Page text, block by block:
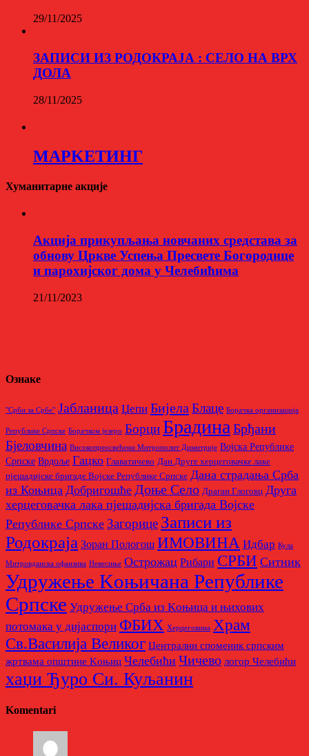
29/11/2025
ЗАПИСИ ИЗ РОДОКРАЈА : СЕЛО НА ВРХ
ДОЛА
28/11/2025
МАРKЕТИНГ
Хуманитарне акције
Aкција прикупљања новчаних средстава за
обнову Цркве Успења Пресвете Богородице
и парохијског дома у Челебићима
21/11/2023
Ознаке
"Срби за Србе" Јабланица Џепи Бијела Блаце Борачкa организацијa
Републике Српске Борачком језеро Борци Брадина Брђани
Бјеловчина Високопреосвећени Митрополит Димитрије Војска Републике
Српске Врдоље Гацко Главатичево Дан Друге херцеговачке лаке
пјешадијске бригаде Војске Републике Српске Дана страдања Срба
из Коњица Добригошће Доње Село Драган Глоговц Друга
херцеговачка лака пјешадијска бригада Војске
Републике Српске Загорице Записи из
Родoкраја Зоран Пологош ИМОВИНА Идбар Кула
Митровданска офанзива Невесињe Острожац Рибари СРБИ Ситник
Удружење Kоњичана Републике
Српске Удружење Срба из Kоњица и њихових
потомака у дијаспори ФБИХ Херцеговина Храм
Св.Василија Великог Централни споменик српским
жртвама општине Kоњиц Челебићи Чичево логор Челебићи
хаџи Ђуро Си. Куљанин
Komentari